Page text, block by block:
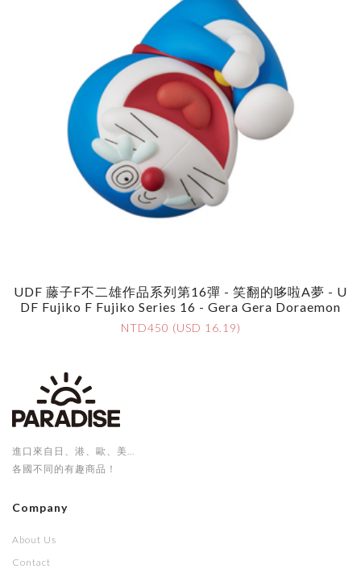
UDF 藤子F不二雄作品系列第16彈 - 笑翻的哆啦A夢 - U
DF Fujiko F Fujiko Series 16 - Gera Gera Doraemon
NTD450 (USD 16.19)
進口來自日、港、歐、美...
各國不同的有趣商品！
Company
About Us
Contact